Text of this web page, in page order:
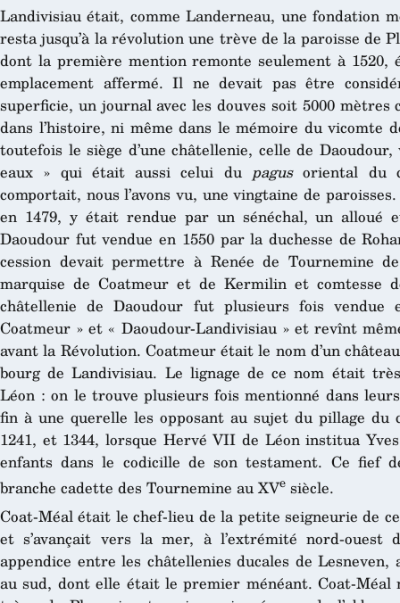
Landivisiau était, comme Landerneau, une fondation
resta jusqu’à la révolution une trève de la paroisse de
dont la première mention remonte seulement à
emplacement affermé. Il ne devait pas être
superficie, un journal avec les douves soit 5000
dans l’histoire, ni même dans le mémoire du vicomte
toutefois le siège d’une châtellenie, celle de
eaux » qui était aussi celui du pagusoriental du
comportait, nous l’avons vu, une vingtaine de
en 1479, y était rendue par un sénéchal, un alloué
Daoudour fut vendue en 1550 par la duchesse de
cession devait permettre à Renée de Tournemine
marquise de Coatmeur et de Kermilin et comtesse
châtellenie de Daoudour fut plusieurs fois vendue
Coatmeur » et « Daoudour-Landivisiau » et revînt
avant la Révolution. Coatmeur était le nom d’un
bourg de Landivisiau. Le lignage de ce nom était
Léon : on le trouve plusieurs fois mentionné dans
fin à une querelle les opposant au sujet du pillage du
1241, et 1344, lorsque Hervé VII de Léon institua
enfants dans le codicille de son testament. Ce fief
branche cadette des Tournemine au XVe siècle.
Coat-Méal était le chef-lieu de la petite seigneurie de
et s’avançait vers la mer, à l’extrémité nord-
appendice entre les châtellenies ducales de
au sud, dont elle était le premier ménéant. Coat-Méal